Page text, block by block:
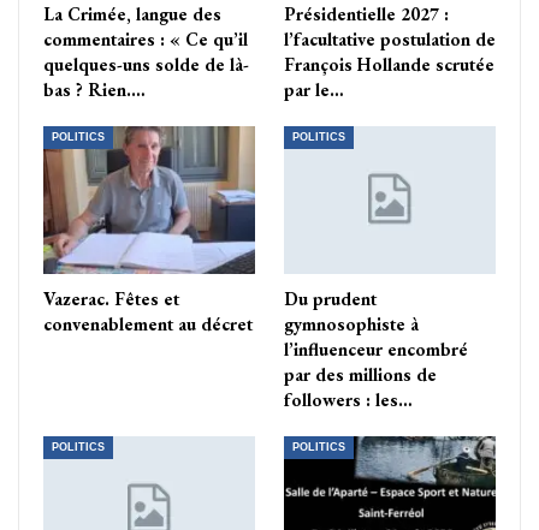
La Crimée, langue des
commentaires : « Ce qu’il
quelques-uns solde de là-
bas ? Rien.…
Présidentielle 2027 :
l’facultative postulation de
François Hollande scrutée
par le…
POLITICS
Vazerac. Fêtes et
convenablement au décret
POLITICS
Du prudent
gymnosophiste à
l’influenceur encombré
par des millions de
followers : les…
POLITICS POLITICS